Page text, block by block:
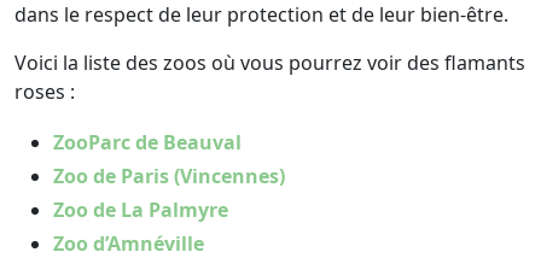
dans le respect de leur protection et de leur bien-être.
Voici la liste des zoos où vous pourrez voir des flamants
roses :
ZooParc de Beauval
Zoo de Paris (Vincennes)
Zoo de La Palmyre
Zoo d’Amnéville